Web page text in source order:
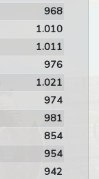
968
1.010
1.011
976
1.021
974
981
854
954
942